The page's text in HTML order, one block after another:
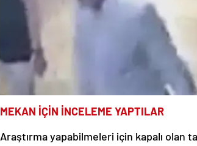
MEKAN İÇİN İNCELEME YAPTILAR
Araştırma yapabilmeleri için kapalı olan